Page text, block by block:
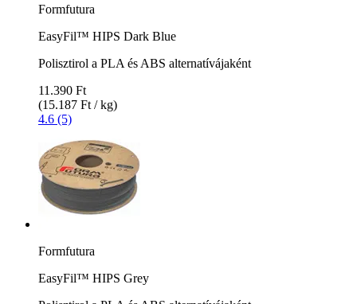
Formfutura
EasyFil™ HIPS Dark Blue
Polisztirol a PLA és ABS alternatívájaként
11.390 Ft
(15.187 Ft / kg)
4.6 (5)
Formfutura
EasyFil™ HIPS Grey